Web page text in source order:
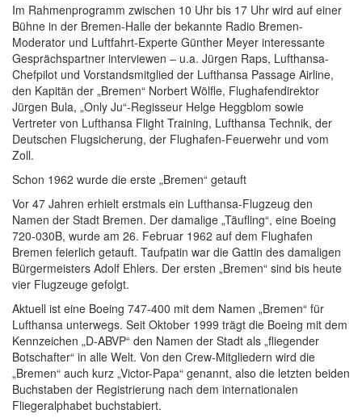
Im Rahmenprogramm zwischen 10 Uhr bis 17 Uhr wird auf einer
Bühne in der Bremen-Halle der bekannte Radio Bremen-
Moderator und Luftfahrt-Experte Günther Meyer interessante
Gesprächspartner interviewen – u.a. Jürgen Raps, Lufthansa-
Chefpilot und Vorstandsmitglied der Lufthansa Passage Airline,
den Kapitän der „Bremen“ Norbert Wölfle, Flughafendirektor
Jürgen Bula, „Only Ju“-Regisseur Helge Heggblom sowie
Vertreter von Lufthansa Flight Training, Lufthansa Technik, der
Deutschen Flugsicherung, der Flughafen-Feuerwehr und vom
Zoll.
Schon 1962 wurde die erste „Bremen“ getauft
Vor 47 Jahren erhielt erstmals ein Lufthansa-Flugzeug den
Namen der Stadt Bremen. Der damalige „Täufling“, eine Boeing
720-030B, wurde am 26. Februar 1962 auf dem Flughafen
Bremen feierlich getauft. Taufpatin war die Gattin des damaligen
Bürgermeisters Adolf Ehlers. Der ersten „Bremen“ sind bis heute
vier Flugzeuge gefolgt.
Aktuell ist eine Boeing 747-400 mit dem Namen „Bremen“ für
Lufthansa unterwegs. Seit Oktober 1999 trägt die Boeing mit dem
Kennzeichen „D-ABVP“ den Namen der Stadt als „fliegender
Botschafter“ in alle Welt. Von den Crew-Mitgliedern wird die
„Bremen“ auch kurz „Victor-Papa“ genannt, also die letzten beiden
Buchstaben der Registrierung nach dem internationalen
Fliegeralphabet buchstabiert.